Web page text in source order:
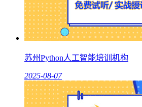
苏州Python人工智能培训机构
2025-08-07